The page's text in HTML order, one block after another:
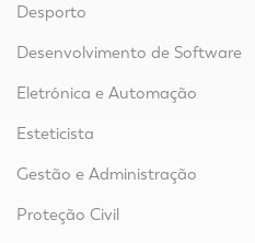
Desporto
Desenvolvimento de Software
Eletrónica e Automação
Esteticista
Gestão e Administração
Proteção Civil